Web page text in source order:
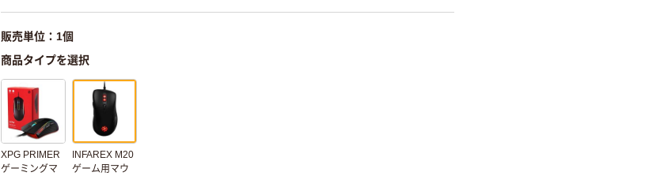
販売単位：1個
商品タイプを選択
XPG PRIMER
ゲーミングマ
INFAREX M20
ゲーム用マウ